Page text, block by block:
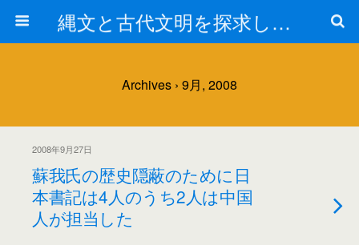
縄文と古代文明を探求しよう！
Archives › 9月, 2008
2008年9月27日
蘇我氏の歴史隠蔽のために日
本書記は4人のうち2人は中国
人が担当した